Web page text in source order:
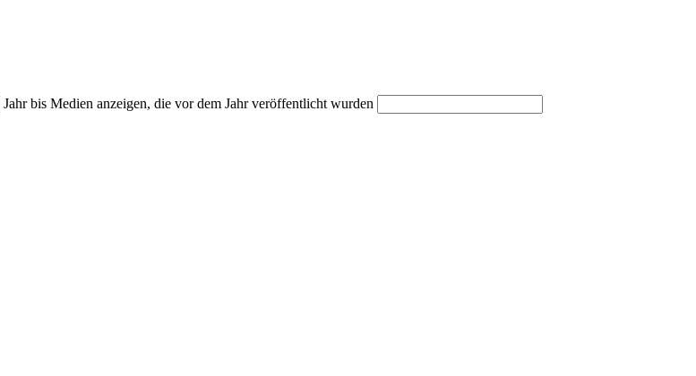
Jahr bis Medien anzeigen, die vor dem Jahr veröffentlicht wurden